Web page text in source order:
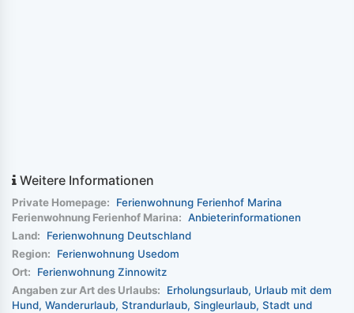
Weitere Informationen
Private Homepage:
Ferienwohnung Ferienhof Marina
Ferienwohnung Ferienhof Marina: Anbieterinformationen
Land:
Ferienwohnung Deutschland
Region:
Ferienwohnung Usedom
Ort:
Ferienwohnung Zinnowitz
Angaben zur Art des Urlaubs:
Erholungsurlaub Urlaub mit dem
Hund Wanderurlaub Strandurlaub Singleurlaub Stadt und